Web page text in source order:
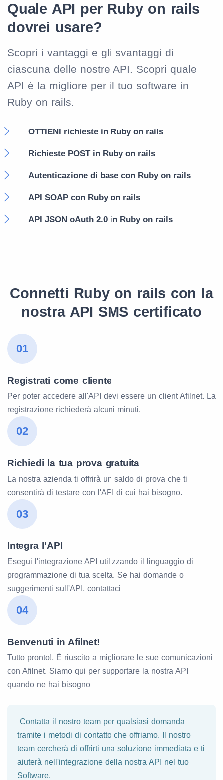
Quale API per Ruby on rails
dovrei usare?
Scopri i vantaggi e gli svantaggi di
ciascuna delle nostre API. Scopri quale
API è la migliore per il tuo software in
Ruby on rails.
OTTIENI richieste in Ruby on rails
Richieste POST in Ruby on rails
Autenticazione di base con Ruby on rails
API SOAP con Ruby on rails
API JSON oAuth 2.0 in Ruby on rails
Connetti Ruby on rails con la
nostra API SMS certificato
01
Registrati come cliente
Per poter accedere all'API devi essere un client Afilnet. La
registrazione richiederà alcuni minuti.
02
Richiedi la tua prova gratuita
La nostra azienda ti offrirà un saldo di prova che ti
consentirà di testare con l'API di cui hai bisogno.
03
Integra l'API
Esegui l'integrazione API utilizzando il linguaggio di
programmazione di tua scelta. Se hai domande o
suggerimenti sull'API, contattaci
04
Benvenuti in Afilnet!
Tutto pronto!, È riuscito a migliorare le sue comunicazioni
con Afilnet. Siamo qui per supportare la nostra API
quando ne hai bisogno
Contatta il nostro team per qualsiasi domanda
tramite i metodi di contatto che offriamo. Il nostro
team cercherà di offrirti una soluzione immediata e ti
aiuterà nell'integrazione della nostra API nel tuo
Software.